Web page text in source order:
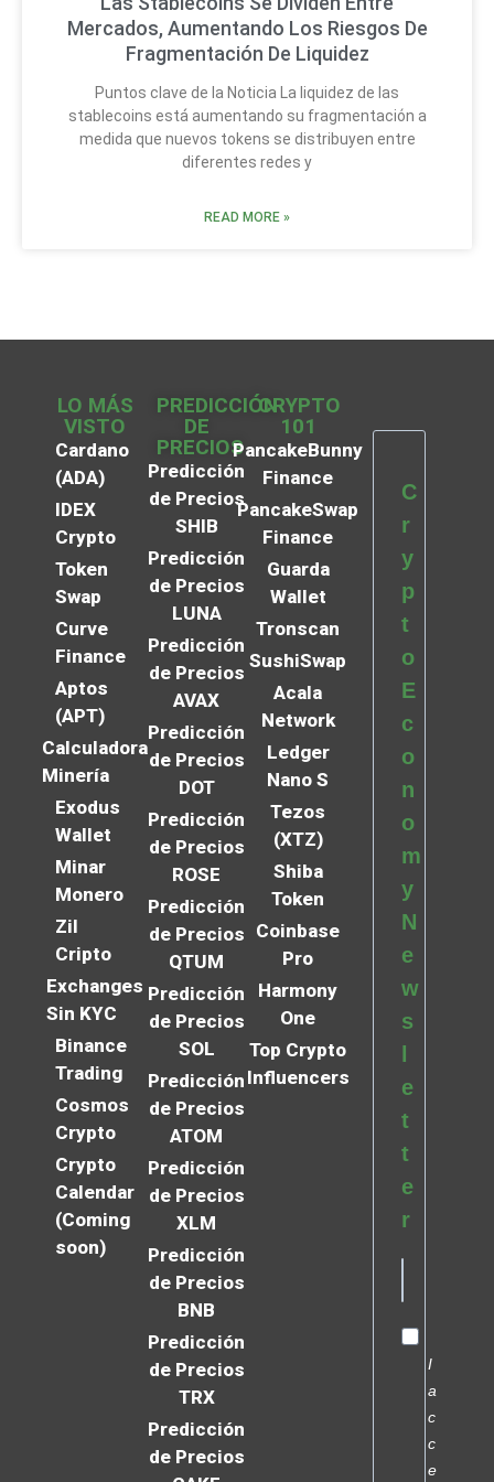
Mercados, Aumentando Los Riesgos De
Fragmentación De Liquidez
Puntos clave de la Noticia La liquidez de las
stablecoins está aumentando su fragmentación a
medida que nuevos tokens se distribuyen entre
diferentes redes y
READ MORE »
LO MÁS
VISTO
Cardano
(ADA)
IDEX
Crypto
Token
Swap
Curve
Finance
Aptos
(APT)
Calculadora
Minería
Exodus
Wallet
Minar
Monero
Zil
Cripto
Exchanges
Sin KYC
Binance
Trading
Cosmos
Crypto
Crypto
Calendar
(Coming
soon)
PREDICCIÓN
DE
PRECIOS
Predicción
de Precios
SHIB
Predicción
de Precios
LUNA
Predicción
de Precios
AVAX
Predicción
de Precios
DOT
Predicción
de Precios
ROSE
Predicción
de Precios
QTUM
Predicción
de Precios
SOL
Predicción
de Precios
ATOM
Predicción
de Precios
XLM
Predicción
de Precios
BNB
Predicción
de Precios
TRX
Predicción
de Precios
CRYPTO
101
PancakeBunny
Finance
PancakeSwap
Finance
Guarda
Wallet
Tronscan
SushiSwap
Acala
Network
Ledger
Nano S
Tezos
(XTZ)
Shiba
Token
Coinbase
Pro
Harmony
One
Top Crypto
Influencers
C
r
y
p
t
o
E
c
o
n
o
m
y
N
e
w
s
e
t
t
e
r
I
a
c
c
e